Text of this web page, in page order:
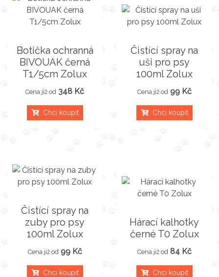
Botička ochranná
BIVOUAK černá
T1/5cm Zolux
Cena již od 348 Kč
Chci koupit
Čistící spray na
uši pro psy
100ml Zolux
Cena již od 99 Kč
Chci koupit
Čistící spray na
zuby pro psy
100ml Zolux
Cena již od 99 Kč
Chci koupit
Hárací kalhotky
černé T0 Zolux
Cena již od 84 Kč
Chci koupit